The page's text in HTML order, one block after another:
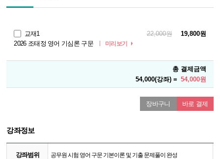
교재1
2026 조태정 영어 기심론 구문
미리보기
22,000원 19,800원
총 결제금액
54,000(강좌) = 54,000원
장바구니 바로 결제
강좌정보
강좌범위 공무원 시험 영어 구문 기본이론 및 기출 문제풀이 완성